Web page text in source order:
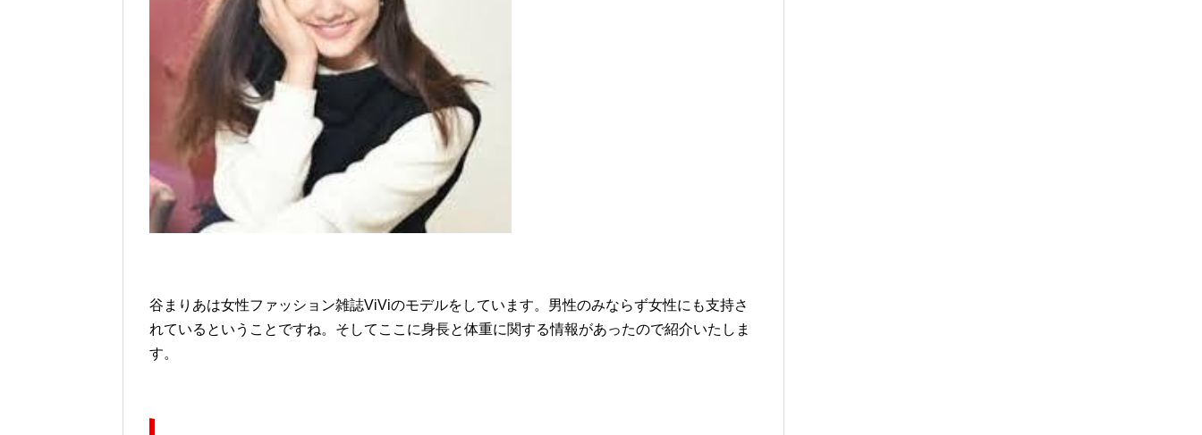
谷まりあは女性ファッション雑誌ViViのモデルをしています。男性のみならず女性にも支持さ
れているということですね。そしてここに身長と体重に関する情報があったので紹介いたしま
す。